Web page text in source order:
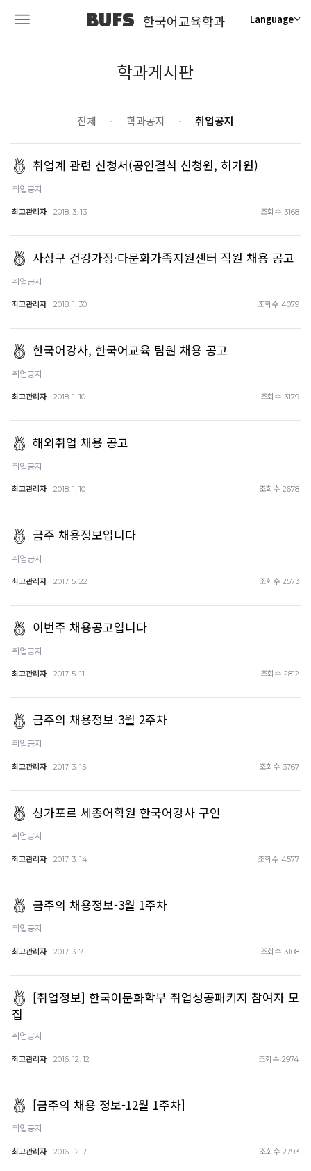
BUFS 한국어교육학과 Language
학과게시판
전체 학과공지 취업공지
취업계 관련 신청서(공인결석 신청원, 허가원)
취업공지
최고관리자 2018. 3. 13 조회수 3168
사상구 건강가정·다문화가족지원센터 직원 채용 공고
취업공지
최고관리자 2018. 1. 30 조회수 4079
한국어강사, 한국어교육 팀원 채용 공고
취업공지
최고관리자 2018. 1. 10 조회수 3179
해외취업 채용 공고
취업공지
최고관리자 2018. 1. 10 조회수 2678
금주 채용정보입니다
취업공지
최고관리자 2017. 5. 22 조회수 2573
이번주 채용공고입니다
취업공지
최고관리자 2017. 5. 11 조회수 2812
금주의 채용정보-3월 2주차
취업공지
최고관리자 2017. 3. 15 조회수 3767
싱가포르 세종어학원 한국어강사 구인
취업공지
최고관리자 2017. 3. 14 조회수 4577
금주의 채용정보-3월 1주차
취업공지
최고관리자 2017. 3. 7 조회수 3108
[취업정보] 한국어문화학부 취업성공패키지 참여자 모
집
취업공지
최고관리자 2016. 12. 12 조회수 2974
[금주의 채용 정보-12월 1주차]
취업공지
최고관리자 2016. 12. 7 조회수 2793